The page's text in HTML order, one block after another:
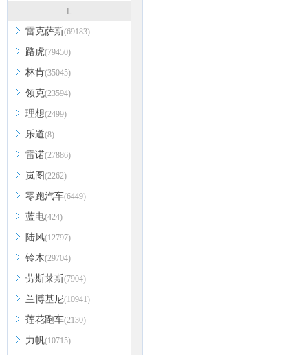
L
雷克萨斯(69183)
路虎(79450)
林肯(35045)
领克(23594)
理想(2499)
乐道(8)
雷诺(27886)
岚图 (2262)
零跑汽车(6449)
蓝电(424)
陆风(12797)
铃木(29704)
劳斯莱斯(7904)
兰博基尼(10941)
莲花跑车(2130)
力帆(10715)